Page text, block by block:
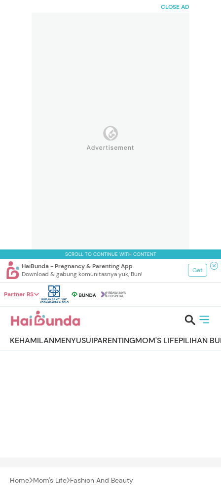
CLOSE AD
SCROLL TO CONTINUE WITH CONTENT
HaiBunda - Pregnancy & Parenting App
Download & gabung komunitasnya yuk, Bun!
Get
Partner RS
KEHAMILANMENYUSUIPARENTINGMOM'S LIFEPILIHAN
Home Mom's Life Fashion And Beauty